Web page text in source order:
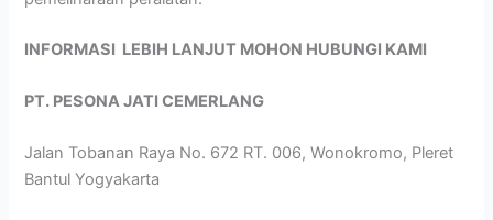
INFORMASI LEBIH LANJUT MOHON HUBUNGI KAMI
PT. PESONA JATI CEMERLANG
Jalan Tobanan Raya No. 672 RT. 006, Wonokromo, Pleret
Bantul Yogyakarta